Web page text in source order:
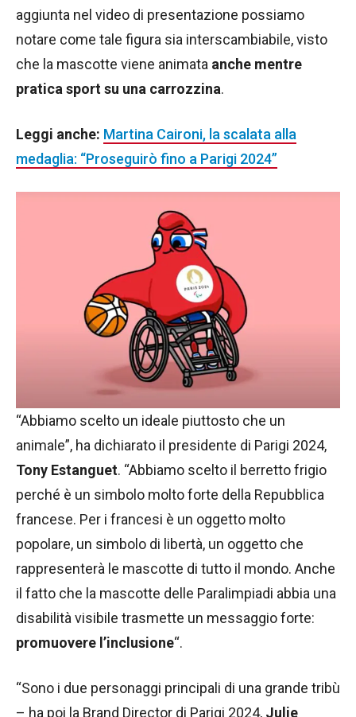
aggiunta nel video di presentazione possiamo
notare come tale figura sia interscambiabile, visto
che la mascotte viene animata anche mentre
pratica sport su una carrozzina.
Leggi anche: Martina Caironi, la scalata alla
medaglia: “Proseguirò fino a Parigi 2024”
“Abbiamo scelto un ideale piuttosto che un
animale”, ha dichiarato il presidente di Parigi 2024,
Tony Estanguet. “Abbiamo scelto il berretto frigio
perché è un simbolo molto forte della Repubblica
francese. Per i francesi è un oggetto molto
popolare, un simbolo di libertà, un oggetto che
rappresenterà le mascotte di tutto il mondo. Anche
il fatto che la mascotte delle Paralimpiadi abbia una
disabilità visibile trasmette un messaggio forte:
promuovere l’inclusione“.
“Sono i due personaggi principali di una grande tribù
– ha poi la Brand Director di Parigi 2024, Julie